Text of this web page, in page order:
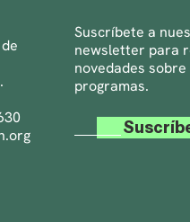
Suscríbete a
newsletter para
novedades
programas.